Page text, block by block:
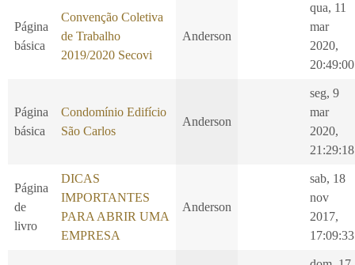
Página
básica
Convenção Coletiva
de Trabalho
2019/2020 Secovi
Anderson
qua, 11
mar
2020,
20:49:00
Página
básica
Condomínio Edifício
São Carlos
Anderson
seg, 9
mar
2020,
21:29:18
Página
de
livro
DICAS
IMPORTANTES
PARA ABRIR UMA
EMPRESA
Anderson
sab, 18
nov
2017,
17:09:33